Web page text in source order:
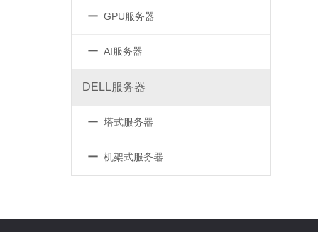
－ GPU服务器
－ AI服务器
DELL服务器
－ 塔式服务器
－ 机架式服务器